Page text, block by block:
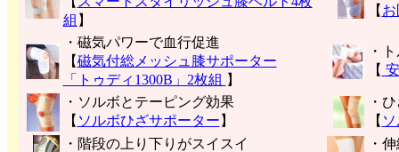
組 】
【
・磁気パワーで血行促進
【磁気付総メッシュ膝サポーター
「トゥディ1300B」2枚組 】
・
【
・ソルボとテーピング効果
【 ソルボひざサポーター 】
・
【
・階段の上り下りがスイスイ
・